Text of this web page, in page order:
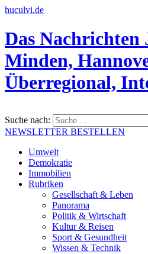
huculvi.de
Das
Minden,
Überregional,
Suche nach:
NEWSLETTER BESTELLEN
Umwelt
Demokratie
Immobilien
Rubriken
Gesellschaft & Leben
Panorama
Politik & Wirtschaft
Kultur & Reisen
Sport & Gesundheit
Wissen & Technik